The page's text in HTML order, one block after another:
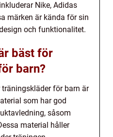
Nike, Adidas
märken är kända för sin
och funktionalitet.
bäst för
barn?
för barn är
som har god
såsom
material håller